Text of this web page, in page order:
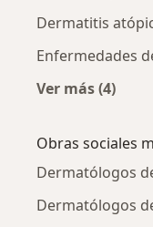
Dermatitis
Enfermedades
Ver más (4)
Obras sociales
Dermatólogos
Dermatólogos